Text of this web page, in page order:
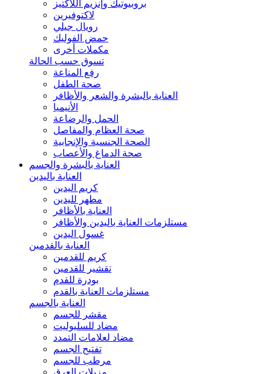
بروبيوتيك وإنزيم اللاكتيز
لاكتوفيرين
رويال جيلي
حمض الفوليك
مكملات أخرى
تسوق حسب الحالة
رفع المناعة
صحة الطفل
العناية بالبشرة والشعر والأظافر
الأنيميا
الحمل والرضاعة
صحة العظام والمفاصل
الصحة الجنسية والإنجابية
صحة الدماغ والأعصاب
العناية بالبشرة والجسم
العناية باليدين
كريم اليدين
مطهر لليدين
العناية بالأظافر
مستلزمات العناية باليدين والأظافر
غسول اليدين
العناية بالقدمين
كريم للقدمين
تقشير للقدمين
بودرة للقدم
مستلزمات العناية بالقدم
العناية بالجسم
مقشر للجسم
مضاد للسليوليت
مضاد لعلامات التمدد
تفتيح الجسم
مرطب للجسم
مزيلات العرق